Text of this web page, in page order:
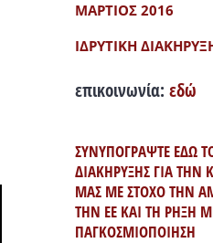
ΜΑΡΤΙΟΣ 2016
ΙΔΡΥΤΙΚΗ
επικοινωνία: εδώ
ΣΥΝΥΠΟΓΡΑΨΤΕ ΕΔΩ
ΔΙΑΚΗΡΥΞΗΣ ΓΙΑ ΤΗΝ
ΜΑΣ ΜΕ ΣΤΟΧΟ ΤΗΝ
ΤΗΝ ΕΕ ΚΑΙ ΤΗ ΡΗΞΗ
ΠΑΓΚΟΣΜΙΟΠΟΙΗΣΗ